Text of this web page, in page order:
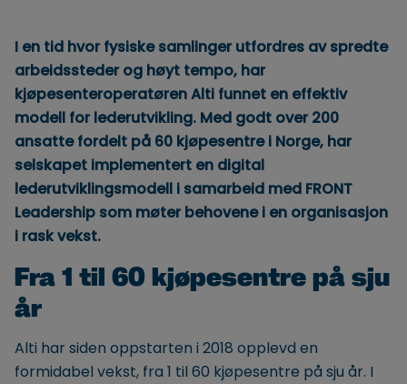
I en tid hvor fysiske samlinger utfordres av spredte
arbeidssteder og høyt tempo, har
kjøpesenteroperatøren Alti funnet en effektiv
modell for lederutvikling. Med godt over 200
ansatte fordelt på 60 kjøpesentre i Norge, har
selskapet implementert en digital
lederutviklingsmodell i samarbeid med FRONT
Leadership som møter behovene i en organisasjon
i rask vekst.
Fra 1 til 60 kjøpesentre på sju
år
Alti har siden oppstarten i 2018 opplevd en
formidabel vekst, fra 1 til 60 kjøpesentre på sju år. I